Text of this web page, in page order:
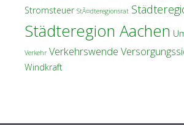
Stromsteuer StÃ¤dteregionsrat
Städteregion Aachen
Verkehr Verkehrswende
Windkraft